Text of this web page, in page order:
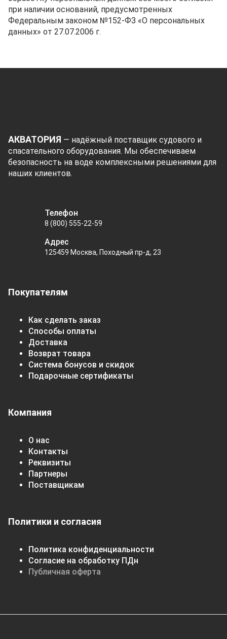
при наличии оснований, предусмотренных
Федеральным законом №152-ФЗ «О персональных
данных» от 27.07.2006 г.
АКВАТОРИЯ — надёжный поставщик судового и
спасательного оборудования. Мы обеспечиваем
безопасность на воде комплексными решениями для
наших клиентов.
Покупателям
Как сделать заказ
Способы оплаты
Доставка
Возврат товара
Система бонусов и скидок
Подарочные сертификаты
Компания
О нас
Контакты
Реквизиты
Партнеры
Поставщикам
Политики и согласия
Политика конфиденциальности
Согласие на обработку ПДн
Публичная оферта
Телефон
8 (800) 555-22-59
Адрес
125459 Москва, Походный пр-д, 23